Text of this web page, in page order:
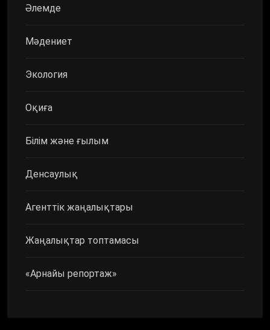
Әлемде
Мәдениет
Экология
Оқиға
Білім және ғылым
Денсаулық
Агенттік жаңалықтары
Жаңалықтар топтамасы
«Арнайы репортаж»